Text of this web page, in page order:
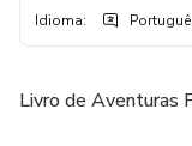
Idioma:
Livro de Aventuras